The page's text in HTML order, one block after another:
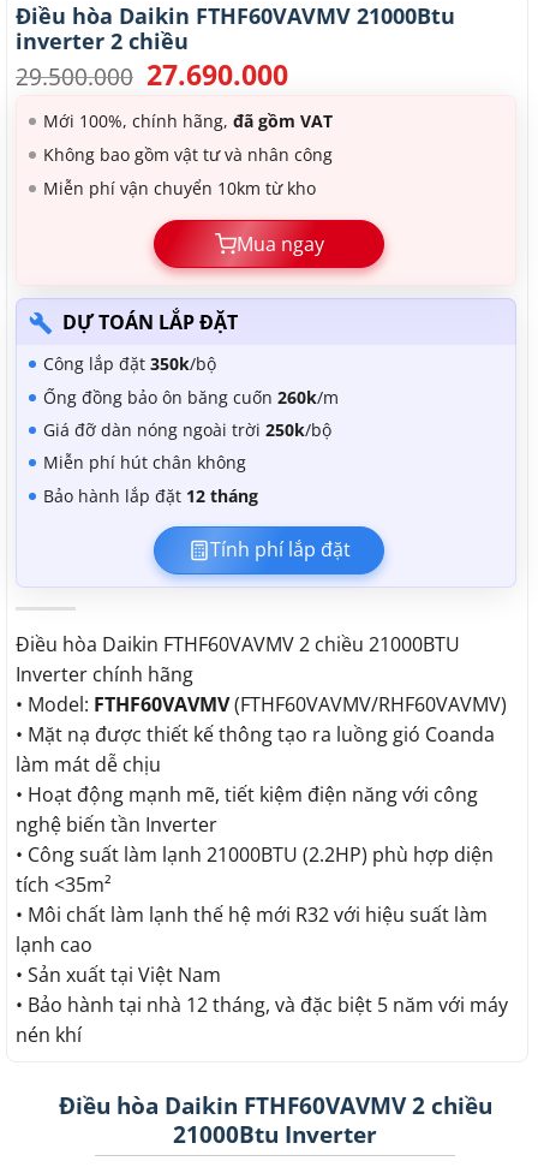
Điều hòa Daikin FTHF60VAVMV 21000Btu
inverter 2 chiều
29.500.000 Giá
gốc
là:
29.500.000.
27.690.000Giá
tại
là:
27.690.000.
Mới 100%, chính hãng, đã gồm VAT
Không bao gồm vật tư và nhân công
Miễn phí vận chuyển 10km từ kho
Mua ngay
DỰ TOÁN LẮP ĐẶT
Công lắp đặt 350k/bộ
Ống đồng bảo ôn băng cuốn 260k/m
Giá đỡ dàn nóng ngoài trời 250k/bộ
Miễn phí hút chân không
Bảo hành lắp đặt 12 tháng
Tính phí lắp đặt
Điều hòa Daikin FTHF60VAVMV 2 chiều 21000BTU
Inverter chính hãng
• Model: FTHF60VAVMV(FTHF60VAVMV/RHF60VAVMV)
• Mặt nạ được thiết kế thông tạo ra luồng gió Coanda
làm mát dễ chịu
• Hoạt động mạnh mẽ, tiết kiệm điện năng với công
nghệ biến tần Inverter
• Công suất làm lạnh 21000BTU (2.2HP) phù hợp diện
tích <35m²
• Môi chất làm lạnh thế hệ mới R32 với hiệu suất làm
lạnh cao
• Sản xuất tại Việt Nam
• Bảo hành tại nhà 12 tháng, và đặc biệt 5 năm với máy
nén khí
Điều hòa Daikin FTHF60VAVMV 2 chiều
21000Btu Inverter